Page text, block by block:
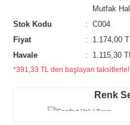
Mutfak
Stok Kodu
C004
Fiyat
1.174,00
Havale
1.115,30
*391,33 TL den başlayan
Renk